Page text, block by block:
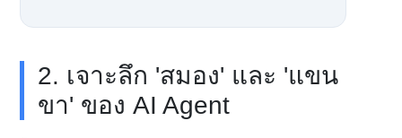
2. เจาะลึก 'สมอง' และ 'แขน
ขา' ของ AI Agent